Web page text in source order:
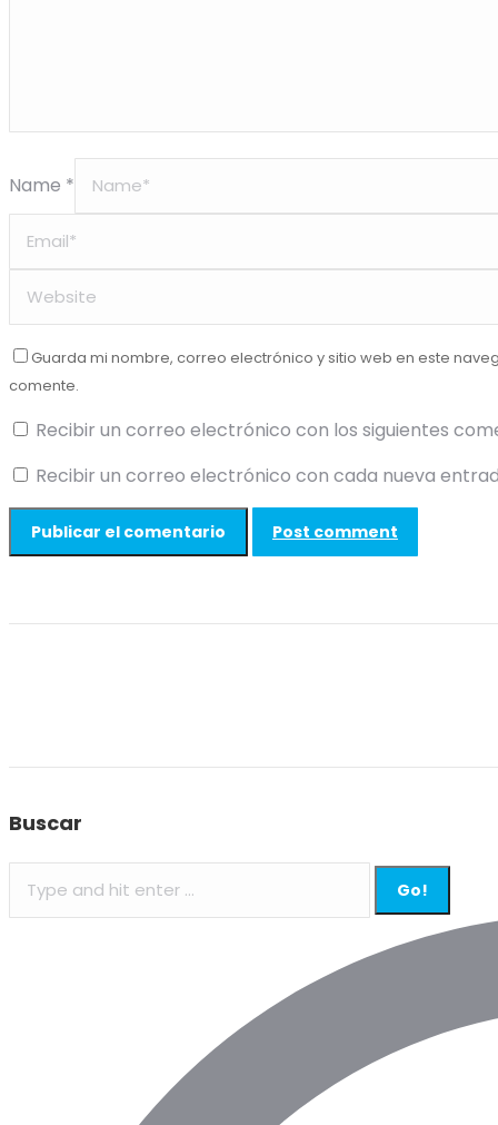
Name *
Guarda mi nombre, correo electrónico y sitio web en este
comente.
Recibir un correo electrónico con los siguientes
Recibir un correo electrónico con cada nueva
Post comment
Buscar